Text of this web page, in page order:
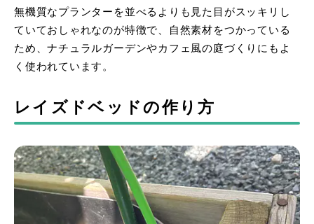
無機質なプランターを並べるよりも見た目がスッキリし
ていておしゃれなのが特徴で、自然素材をつかっている
ため、ナチュラルガーデンやカフェ風の庭づくりにもよ
く使われています。
レイズドベッドの作り方